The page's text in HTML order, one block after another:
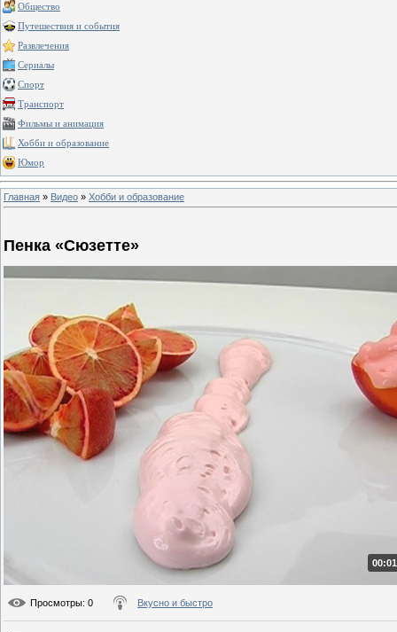
Общество
Путешествия и события
Развлечения
Сериалы
Спорт
Транспорт
Фильмы и анимация
Хобби и образование
Юмор
Главная » Видео » Хобби и образование
Пенка «Сюзетте»
Просмотры: 0 Вкусно и быстро